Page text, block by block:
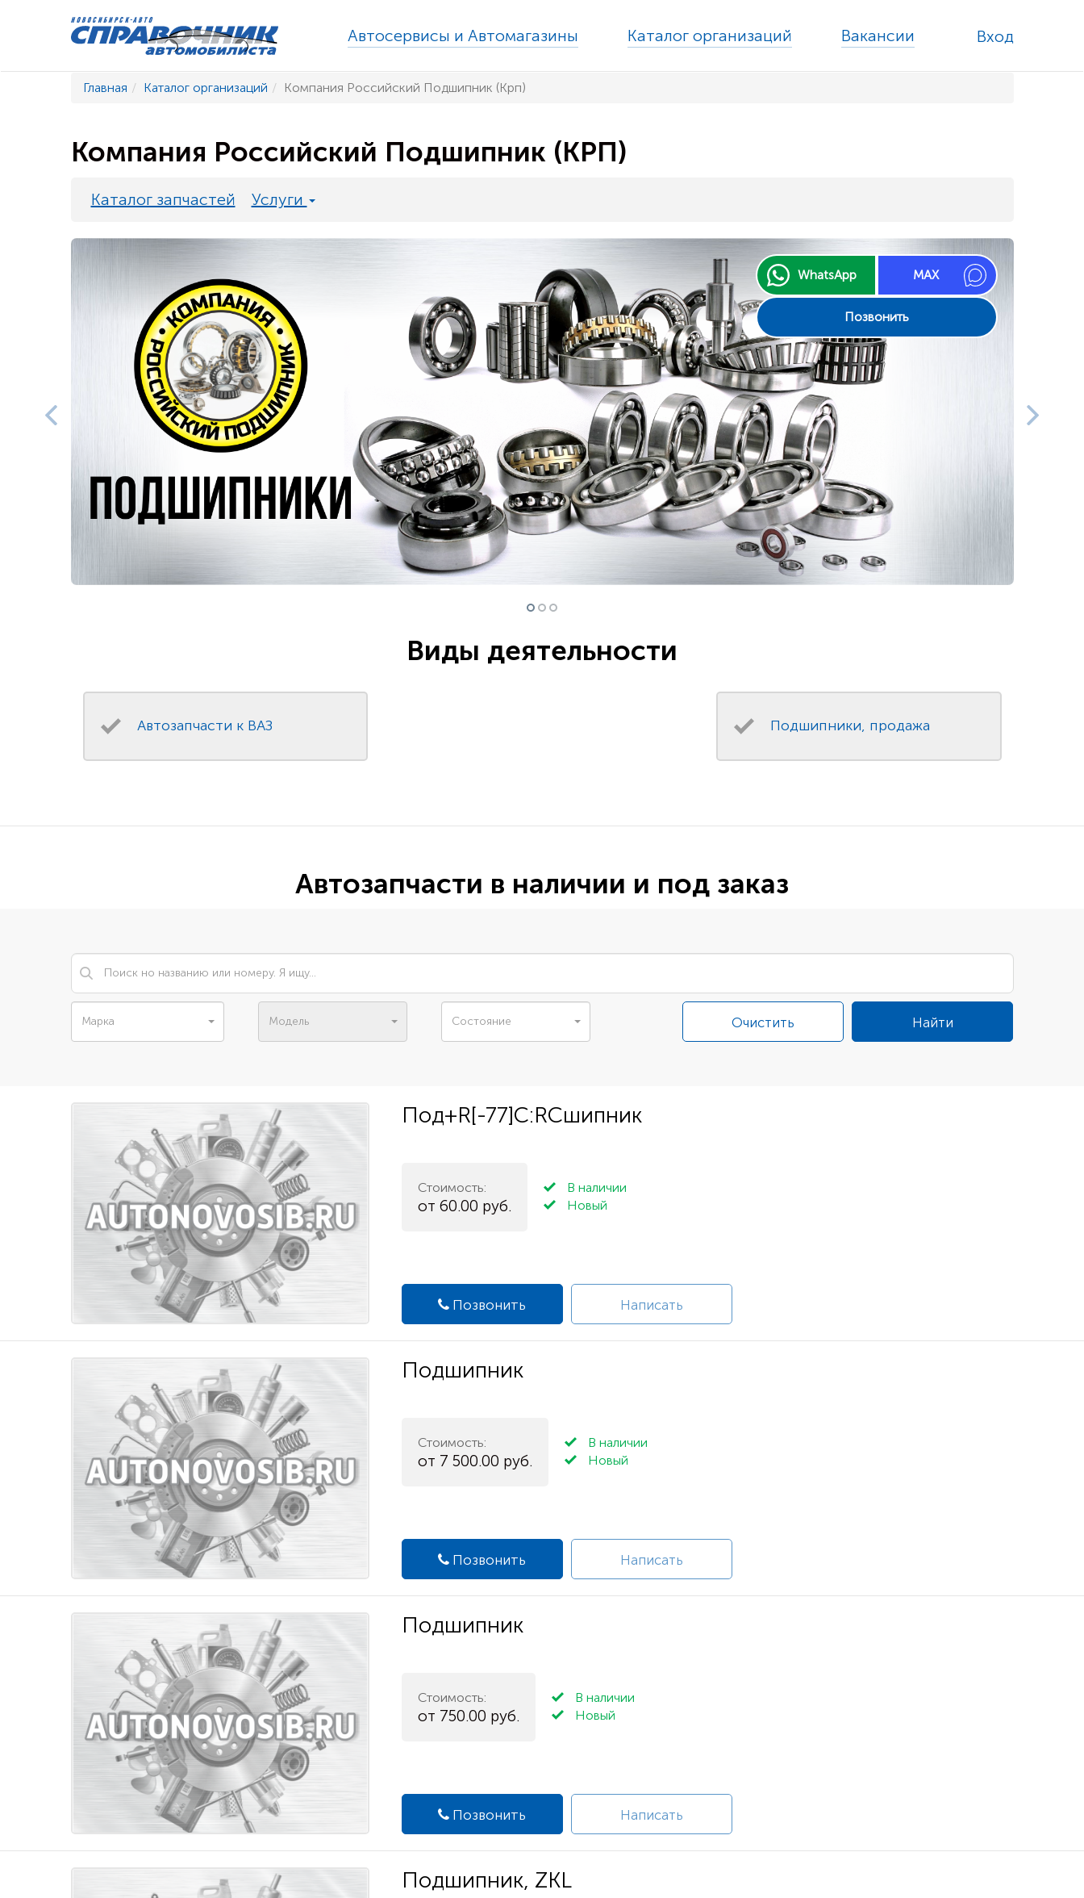
Автосервисы и Автомагазины Каталог организаций Вакансии Вход
Главная Каталог организаций Компания Российский Подшипник (Крп)
Компания Российский Подшипник (КРП)
Каталог запчастей Услуги
WhatsApp MAX
Позвонить
Previous
Виды деятельности
Автозапчасти к ВАЗ Подшипники, продажа
Автозапчасти в наличии и под заказ
Марка Модель Состояние Очистить Найти
Под+R[-77]C:RCшипник
Стоимость:
от 60.00 руб.
В наличии
Новый
Позвонить Написать
Подшипник
Стоимость:
от 7 500.00 руб.
В наличии
Новый
Позвонить Написать
Подшипник
Стоимость:
от 750.00 руб.
В наличии
Новый
Позвонить Написать
Подшипник, ZKL